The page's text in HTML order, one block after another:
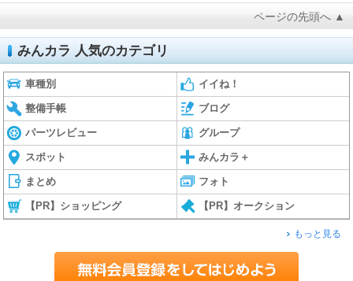
ページの先頭へ ▲
みんカラ 人気のカテゴリ
車種別 イイね！
整備手帳 ブログ
パーツレビュー グループ
スポット みんカラ＋
まとめ フォト
【PR】ショッピング 【PR】オークション
もっと見る